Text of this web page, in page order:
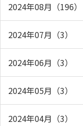
2024年08月（196）
2024年07月（3）
2024年06月（3）
2024年05月（3）
2024年04月（3）